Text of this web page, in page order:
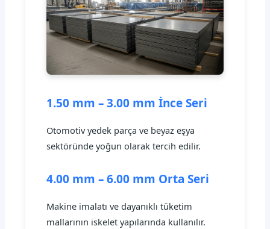
1.50 mm – 3.00 mm İnce Seri
Otomotiv yedek parça ve beyaz eşya
sektöründe yoğun olarak tercih edilir.
4.00 mm – 6.00 mm Orta Seri
Makine imalatı ve dayanıklı tüketim
mallarının iskelet yapılarında kullanılır.